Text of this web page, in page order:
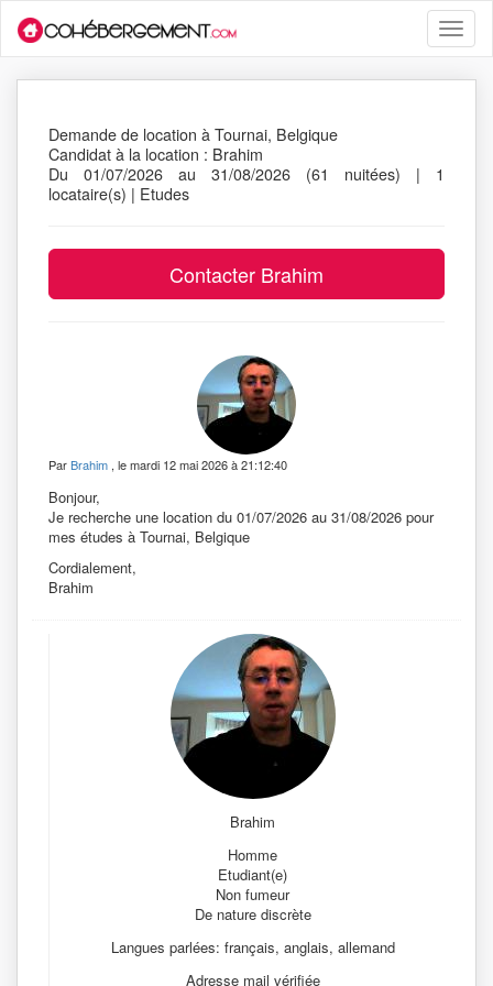
Toggle
Demande de location à Tournai, Belgique
Candidat à la location : Brahim
Du 01/07/2026 au 31/08/2026 (61 nuitées) | 1
locataire(s) | Etudes
ParBrahim , le mardi 12 mai 2026 à 21:12:40
Bonjour,
Je recherche une location du 01/07/2026 au 31/08/2026 pour
mes études à Tournai, Belgique
Cordialement,
Brahim
Brahim
Homme
Etudiant(e)
Non fumeur
De nature discrète
Langues parlées: français, anglais, allemand
Adresse mail vérifiée